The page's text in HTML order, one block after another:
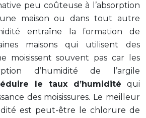
peu coûteuse à l’absorption
maison ou dans tout autre
entraîne la formation de
maisons qui utilisent des
moisissent souvent pas car les
d’humidité de l’argile
le taux d’humidité qui
des moisissures. Le meilleur
est peut-être le chlorure de